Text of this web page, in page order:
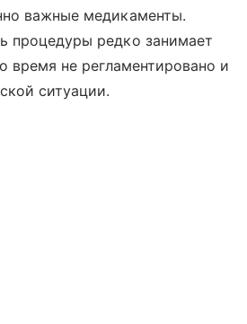
важные медикаменты.
процедуры редко занимает
время не регламентировано и
ситуации.